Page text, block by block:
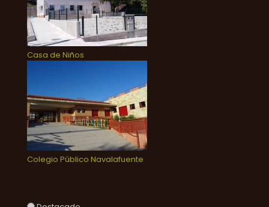
Casa de Niños
Colegio Público Navalafuente